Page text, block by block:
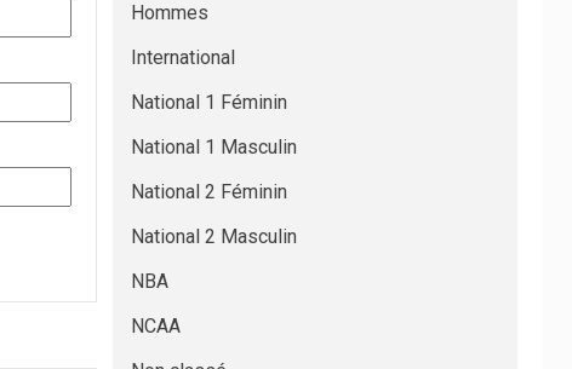
Hommes
International
National 1 Féminin
National 1 Masculin
National 2 Féminin
National 2 Masculin
NBA
NCAA